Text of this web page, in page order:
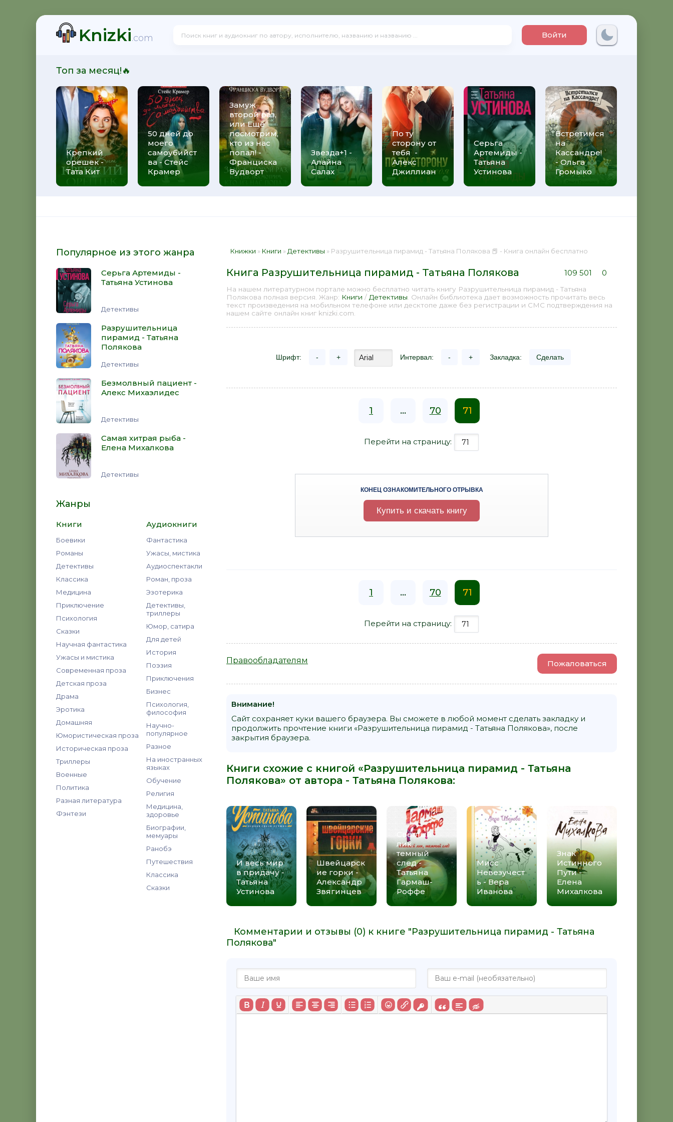
Knizki.com Войти
Топ за месяц!🔥
Крепкий
орешек -
Тата Кит
50 дней до
моего
самоубийст
ва - Стейс
Крамер
Замуж
второй раз,
или Ещё
посмотрим,
кто из нас
попал! -
Франциска
Вудворт
Звезда+1 -
Алайна
Салах
По ту
сторону от
тебя -
Алекс
Джиллиан
Серьга
Артемиды -
Татьяна
Устинова
Встретимся
на
Кассандре!
- Ольга
Громыко
Популярное из этого жанра
Серьга Артемиды -
Татьяна Устинова
Детективы
Разрушительница
пирамид - Татьяна
Полякова
Детективы
Безмолвный пациент -
Алекс Михаэлидес
Детективы
Самая хитрая рыба -
Елена Михалкова
Детективы
Жанры
Книги
Боевики
Романы
Детективы
Классика
Медицина
Приключение
Психология
Сказки
Научная фантастика
Ужасы и мистика
Современная проза
Детская проза
Драма
Эротика
Домашняя
Юмористическая проза
Историческая проза
Триллеры
Военные
Политика
Разная литература
Фэнтези
Аудиокниги
Фантастика
Ужасы, мистика
Аудиоспектакли
Роман, проза
Эзотерика
Детективы,
триллеры
Юмор, сатира
Для детей
История
Поэзия
Приключения
Бизнес
Психология,
философия
Научно-
популярное
Разное
На иностранных
языках
Обучение
Религия
Медицина,
здоровье
Биографии,
мемуары
Ранобэ
Путешествия
Классика
Сказки
Книжки » Книги » Детективы » Разрушительница пирамид - Татьяна Полякова 📕 - Книга онлайн бесплатно
Книга Разрушительница пирамид - Татьяна Полякова 109 501 0
На нашем литературном портале можно бесплатно читать книгу Разрушительница пирамид - Татьяна
Полякова полная версия. Жанр: Книги / Детективы . Онлайн библиотека дает возможность прочитать весь
текст произведения на мобильном телефоне или десктопе даже без регистрации и СМС подтверждения на
нашем сайте онлайн книг knizki.com.
Шрифт: - + Интервал: - + Закладка: Сделать
1 ... 70 71
Перейти на страницу:
КОНЕЦ ОЗНАКОМИТЕЛЬНОГО ОТРЫВКА
Купить и скачать книгу
1 ... 70 71
Перейти на страницу:
Правообладателям Пожаловаться
Внимание!
Сайт сохраняет куки вашего браузера. Вы сможете в любой момент сделать закладку и
продолжить прочтение книги «Разрушительница пирамид - Татьяна Полякова», после
закрытия браузера.
Книги схожие с книгой «Разрушительница пирамид - Татьяна
Полякова» от автора - Татьяна Полякова:
И весь мир
в придачу -
Татьяна
Устинова
Швейцарск
ие горки -
Александр
Звягинцев
Светлый
лик,
темный
след -
Татьяна
Гармаш-
Роффе
Мисс
Невезучест
ь - Вера
Иванова
Знак
Истинного
Пути -
Елена
Михалкова
Комментарии и отзывы (0) к книге "Разрушительница пирамид - Татьяна
Полякова"
- Татьяна Полякова
Михаэлидес